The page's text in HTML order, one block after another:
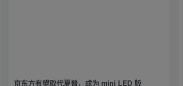
京东方有望取代夏普，成为 mini LED 版